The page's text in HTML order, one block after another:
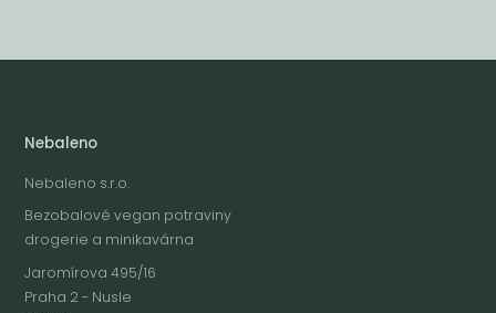
Nebaleno
Nebaleno s.r.o.
Bezobalové vegan potraviny
drogerie a minikavárna
Jaromírova 495/16
Praha 2 - Nusle